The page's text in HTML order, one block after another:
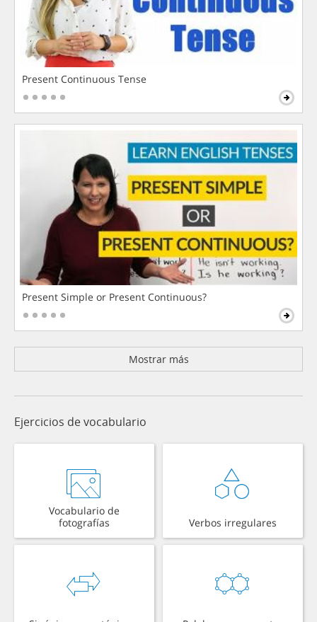
Present Continuous Tense
Present Simple or Present Continuous?
Mostrar más
Ejercicios de vocabulario
Vocabulario de
fotografías
Verbos irregulares